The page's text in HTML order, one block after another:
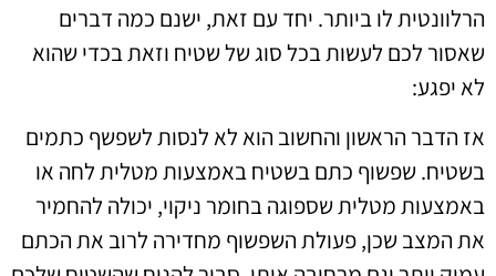
הרלוונטית לו ביותר. יחד עם זאת, ישנם כמה דברים
שאסור לכם לעשות בכל סוג של שטיח וזאת בכדי שהוא
לא יפגע:
אז הדבר הראשון והחשוב הוא לא לנסות לשפשף כתמים
בשטיח. שפשוף כתם בשטיח באמצעות מטלית לחה או
באמצעות מטלית שספוגה בחומר ניקוי, יכולה להחמיר
את המצב שכן, פעולת השפשוף מחדירה לרוב את הכתם